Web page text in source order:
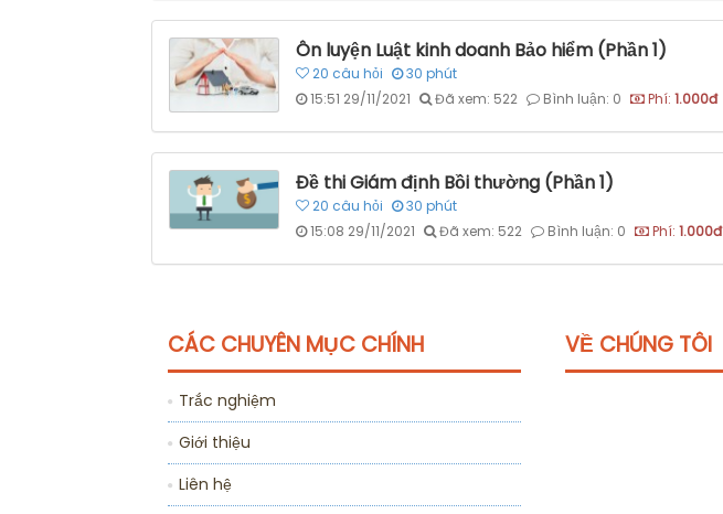
Ôn luyện Luật kinh doanh Bảo hiểm (Phần 1)
20 câu hỏi 30 phút
15:51 29/11/2021
Đã xem: 522 Bình luận: 0 Phí: 1.000đ
Đề thi Giám định Bồi thường (Phần 1)
20 câu hỏi 30 phút
15:08 29/11/2021
Đã xem: 522 Bình luận: 0 Phí: 1.000đ
CÁC CHUYÊN MỤC CHÍNH
Trắc nghiệm
Giới thiệu
Liên hệ
VỀ CHÚNG TÔI